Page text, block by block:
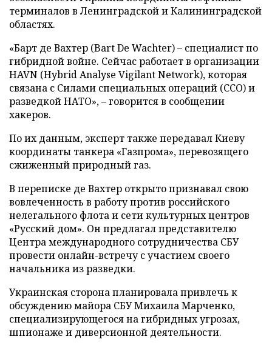
терминалов в Ленинградской и Калининградской
областях.
«Барт де Вахтер (Bart De Wachter) – специалист по
гибридной войне. Сейчас работает в организации
HAVN (Hybrid Analyse Vigilant Network), которая
связана с Силами специальных операций (ССО) и
разведкой НАТО», – говорится в сообщении
хакеров.
По их данным, эксперт также передавал Киеву
координаты танкера «Газпрома», перевозящего
сжиженный природный газ.
В переписке де Вахтер открыто признавал свою
вовлеченность в работу против российского
нелегального флота и сети культурных центров
«Русский дом». Он предлагал представителю
Центра международного сотрудничества СБУ
провести онлайн-встречу с участием своего
начальника из разведки.
Украинская сторона планировала привлечь к
обсуждению майора СБУ Михаила Марченко,
специализирующегося на гибридных угрозах,
шпионаже и диверсионной деятельности.